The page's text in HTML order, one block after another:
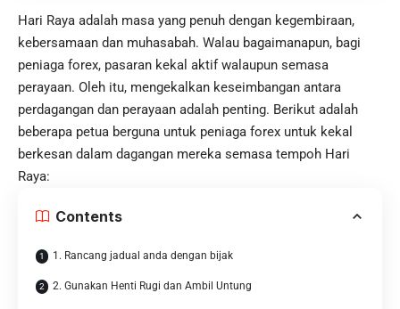
Hari Raya adalah masa yang penuh dengan kegembiraan,
kebersamaan dan muhasabah. Walau bagaimanapun, bagi
peniaga forex, pasaran kekal aktif walaupun semasa
perayaan. Oleh itu, mengekalkan keseimbangan antara
perdagangan dan perayaan adalah penting. Berikut adalah
beberapa petua berguna untuk peniaga forex untuk kekal
berkesan dalam dagangan mereka semasa tempoh Hari
Raya:
Contents
1. Rancang jadual anda dengan bijak
2. Gunakan Henti Rugi dan Ambil Untung